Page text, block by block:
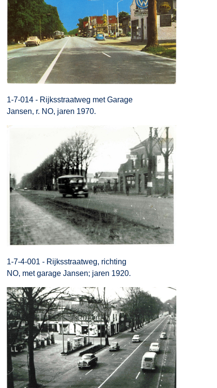
1-7-014 - Rijksstraatweg met Garage
Jansen, r. NO, jaren 1970.
1-7-4-001 - Rijksstraatweg, richting
NO, met garage Jansen; jaren 1920.